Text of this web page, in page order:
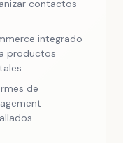
contactos
integrado
productos
de